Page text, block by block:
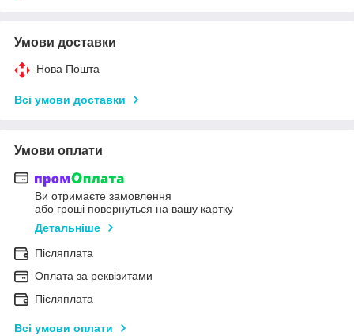
Умови доставки
Нова Пошта
Всі умови доставки
Умови оплати
Ви отримаєте замовлення
або гроші повернуться на вашу картку
Детальніше
Післяплата
Оплата за реквізитами
Післяплата
Всі умови оплати